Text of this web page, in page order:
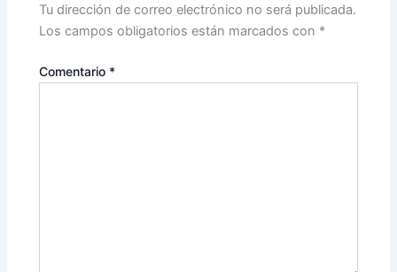
Tu dirección de correo electrónico no será publicada.
Los campos obligatorios están marcados con *
Comentario *